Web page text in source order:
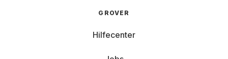
GROVER
Hilfecenter